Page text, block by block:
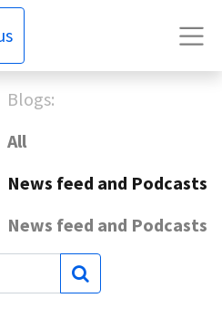
Blogs:
All
News feed and Podcasts
News feed and Podcasts